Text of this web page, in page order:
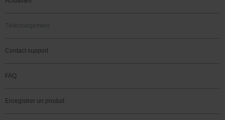
Téléchargement
Contact support
FAQ
Enregistrer un produit